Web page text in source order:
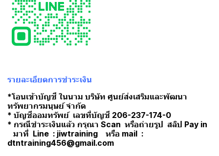
รายละเอียดการชำระเงิน
*โอนเข้าบัญชี ในนาม บริษัท ศูนย์ส่งเสริมและพัฒนา
ทรัพยากรมนุษย์ จำกัด
* บัญชีออมทรัพย์ เลขที่บัญชี 206-237-174-0
* กรณีชำระเงินแล้ว กรุณา Scan หรือถ่ายรูป สลิป Pay in
มาที่ Line : jiwtraining หรือ mail :
dtntraining456@gmail.com